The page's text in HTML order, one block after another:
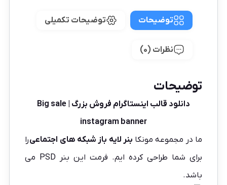
توضیحات توضیحات تکمیلی
نظرات (0)
توضیحات
دانلود قالب اینستاگرام فروش بزرگ | Big sale
instagram banner
ما در مجموعه مونکا بنر لایه باز شبکه های اجتماعیرا
برای شما طراحی کرده ایم. فرمت این بنر PSD می
باشد.